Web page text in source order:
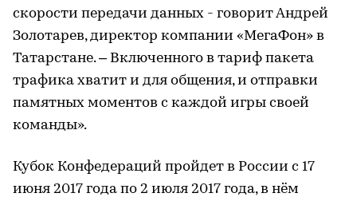
скорости передачи данных - говорит Андрей
Золотарев, директор компании «МегаФон» в
Татарстане. – Включенного в тариф пакета
трафика хватит и для общения, и отправки
памятных моментов с каждой игры своей
команды».
Кубок Конфедераций пройдет в России с 17
июня 2017 года по 2 июля 2017 года, в нём